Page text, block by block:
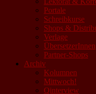
Portale
Schreibkurse
Shops &
Verlage
ÜbersetzerInnen
Partner-Shops
Archiv
Kolumnen
Mittwoch!
Qinterview